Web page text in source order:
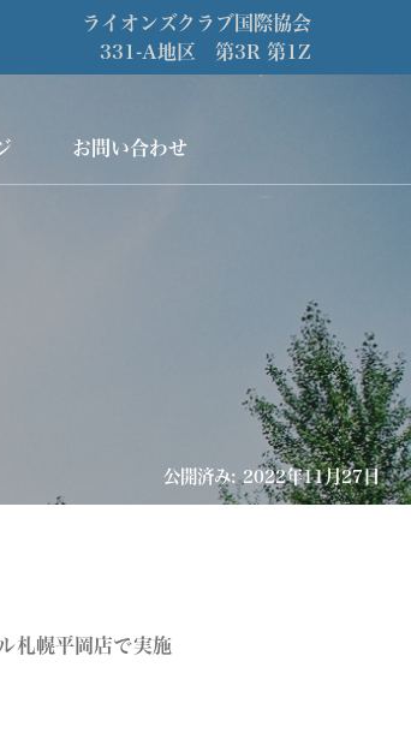
ライオンズクラブ国際協会
331-A地区 第3R 第1Z
お問い合わせ
公開済み: 2022年11月27日
札幌平岡店で実施